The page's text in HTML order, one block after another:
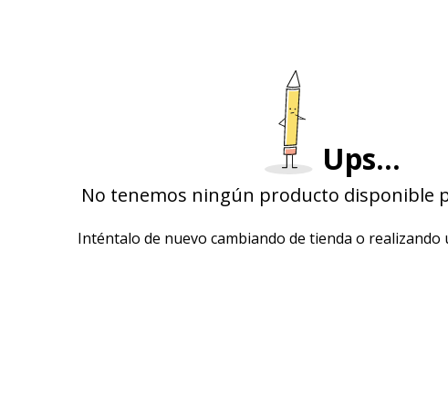
Ups...
No tenemos ningún producto disponible
Inténtalo de nuevo cambiando de tienda o realizando